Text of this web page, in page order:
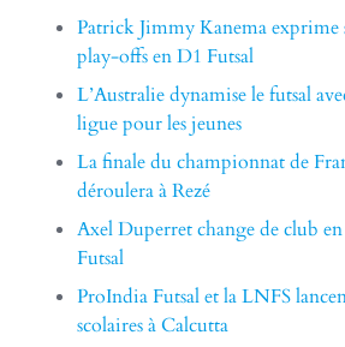
Patrick Jimmy Kanema exprime
play-offs en D1 Futsal
L’Australie dynamise le futsal
ligue pour les jeunes
La finale du championnat de
déroulera à Rezé
Axel Duperret change de club
Futsal
ProIndia Futsal et la LNFS
scolaires à Calcutta